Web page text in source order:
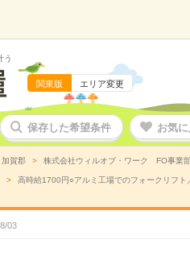
う
関東版 エリア変更
保存した希望条件 お気
加賀郡 株式会社ウィルオブ・ワーク FO事業
高時給1700円○アルミ工場でのフォークリフ
/03